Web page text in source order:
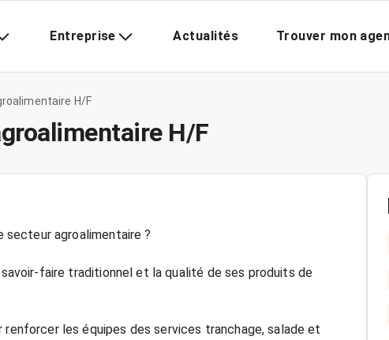
Entreprise Actualités Trouver mon
H/F
H/F
secteur agroalimentaire ?
faire traditionnel et la qualité de ses produits de
les équipes des services tranchage, salade et